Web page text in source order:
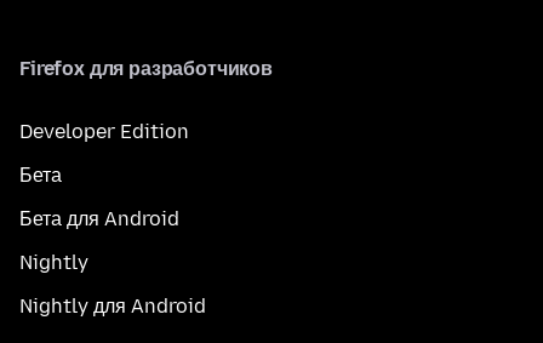
Firefox для разработчиков
Developer Edition
Бета
Бета для Android
Nightly
Nightly для Android